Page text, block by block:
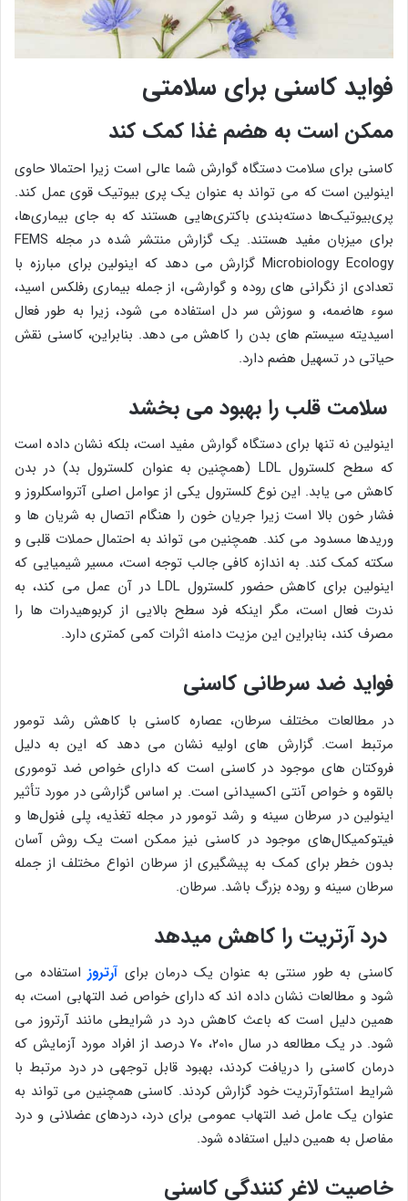
فواید کاسنی برای سلامتی
ممکن است به هضم غذا کمک کند
کاسنی برای سلامت دستگاه گوارش شما عالی است زیرا احتمالا حاوی
اینولین است که می تواند به عنوان یک پری بیوتیک قوی عمل کند.
پری‌بیوتیک‌ها دسته‌بندی باکتری‌هایی هستند که به جای بیماری‌ها،
برای میزبان مفید هستند. یک گزارش منتشر شده در مجله FEMS
Microbiology Ecology گزارش می دهد که اینولین برای مبارزه با
تعدادی از نگرانی های روده و گوارشی، از جمله بیماری رفلکس اسید،
سوء هاضمه، و سوزش سر دل استفاده می شود، زیرا به طور فعال
اسیدیته سیستم های بدن را کاهش می دهد. بنابراین، کاسنی نقش
حیاتی در تسهیل هضم دارد.
سلامت قلب را بهبود می بخشد
اینولین نه تنها برای دستگاه گوارش مفید است، بلکه نشان داده است
که سطح کلسترول LDL (همچنین به عنوان کلسترول بد) در بدن
کاهش می یابد. این نوع کلسترول یکی از عوامل اصلی آترواسکلروز و
فشار خون بالا است زیرا جریان خون را هنگام اتصال به شریان ها و
وریدها مسدود می کند. همچنین می تواند به احتمال حملات قلبی و
سکته کمک کند. به اندازه کافی جالب توجه است، مسیر شیمیایی که
اینولین برای کاهش حضور کلسترول LDL در آن عمل می کند، به
ندرت فعال است، مگر اینکه فرد سطح بالایی از کربوهیدرات ها را
مصرف کند، بنابراین این مزیت دامنه اثرات کمی کمتری دارد.
فواید ضد سرطانی کاسنی
در مطالعات مختلف سرطان، عصاره کاسنی با کاهش رشد تومور
مرتبط است. گزارش های اولیه نشان می دهد که این به دلیل
فروکتان های موجود در کاسنی است که دارای خواص ضد توموری
بالقوه و خواص آنتی اکسیدانی است. بر اساس گزارشی در مورد تأثیر
اینولین در سرطان سینه و رشد تومور در مجله تغذیه، پلی فنول‌ها و
فیتوکمیکال‌های موجود در کاسنی نیز ممکن است یک روش آسان
بدون خطر برای کمک به پیشگیری از سرطان انواع مختلف از جمله
سرطان سینه و روده بزرگ باشد. سرطان.
درد آرتریت را کاهش میدهد
کاسنی به طور سنتی به عنوان یک درمان برای آرتروزاستفاده می
شود و مطالعات نشان داده اند که دارای خواص ضد التهابی است، به
همین دلیل است که باعث کاهش درد در شرایطی مانند آرتروز می
شود. در یک مطالعه در سال ۲۰۱۰، ۷۰ درصد از افراد مورد آزمایش که
درمان کاسنی را دریافت کردند، بهبود قابل توجهی در درد مرتبط با
شرایط استئوآرتریت خود گزارش کردند. کاسنی همچنین می تواند به
عنوان یک عامل ضد التهاب عمومی برای درد، دردهای عضلانی و درد
مفاصل به همین دلیل استفاده شود.
خاصیت لاغر کنندگی کاسنی